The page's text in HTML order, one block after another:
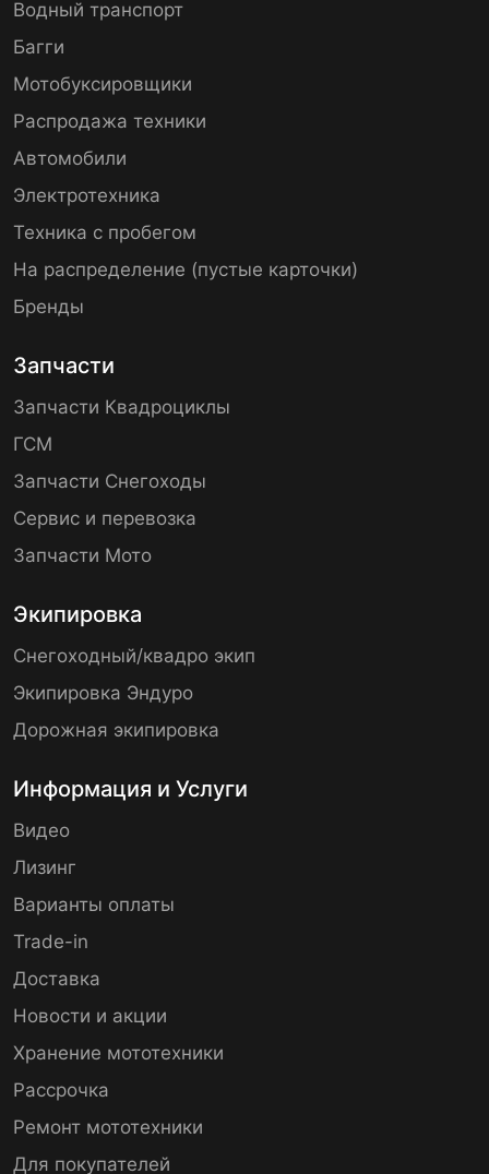
Водный транспорт
Багги
Мотобуксировщики
Распродажа техники
Автомобили
Электротехника
Техника с пробегом
На распределение (пустые карточки)
Бренды
Запчасти
Запчасти Квадроциклы
ГСМ
Запчасти Снегоходы
Сервис и перевозка
Запчасти Мото
Экипировка
Снегоходный/квадро экип
Экипировка Эндуро
Дорожная экипировка
Информация и Услуги
Видео
Лизинг
Варианты оплаты
Trade-in
Доставка
Новости и акции
Хранение мототехники
Рассрочка
Ремонт мототехники
Для покупателей